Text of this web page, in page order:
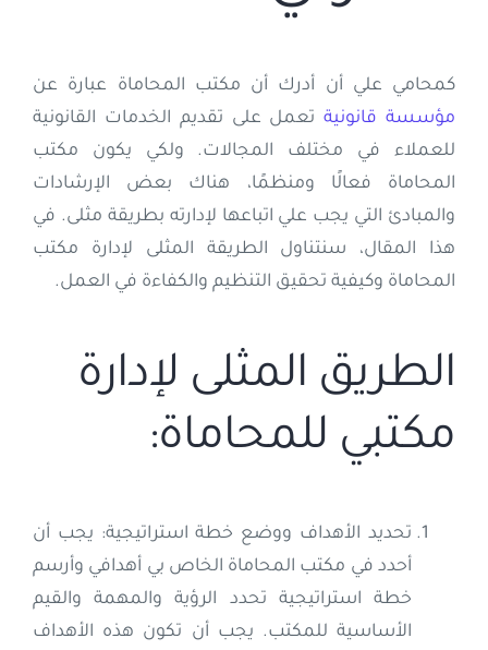
العربية
كمحامي علي أن أدرك أن مكتب المحاماة عبارة عن
مؤسسة قانونيةتعمل على تقديم الخدمات القانونية
للعملاء في مختلف المجالات. ولكي يكون مكتب
المحاماة فعالًا ومنظمًا، هناك بعض الإرشادات
والمبادئ التي يجب علي اتباعها لإدارته بطريقة مثلى. في
هذا المقال، سنتناول الطريقة المثلى لإدارة مكتب
المحاماة وكيفية تحقيق التنظيم والكفاءة في العمل.
الطريق المثلى لإدارة
مكتبي للمحاماة:
تحديد الأهداف ووضع خطة استراتيجية: يجب أن
أحدد في مكتب المحاماة الخاص بي أهدافي وأرسم
خطة استراتيجية تحدد الرؤية والمهمة والقيم
الأساسية للمكتب. يجب أن تكون هذه الأهداف